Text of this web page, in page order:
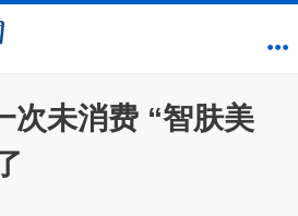
次未消费 “智肤美